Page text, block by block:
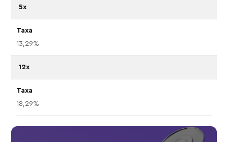
5x
13,29%
12x
18,29%